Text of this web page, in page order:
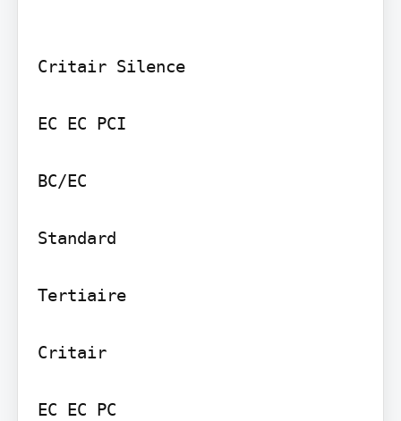
Critair Silence
EC EC PCI
BC/EC
Standard
Tertiaire
Critair
EC EC PC